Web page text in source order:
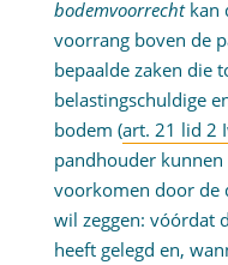
bodemvoorrechtkan
voorrang boven de
bepaalde zaken die
belastingschuldige
bodem (art. 21 lid 2
pandhouder
voorkomen door de
wil zeggen: vóórdat
heeft gelegd en,